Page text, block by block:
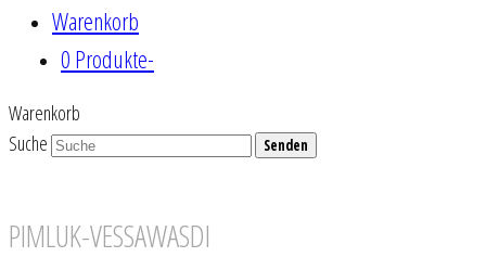
Warenkorb
0 Produkte-
Warenkorb
Suche
Senden
PIMLUK-VESSAWASDI